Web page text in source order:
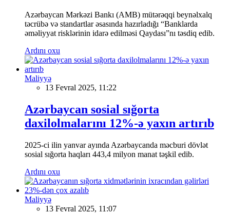
Azərbaycan Mərkəzi Bankı (AMB) mütərəqqi beynəlxalq
təcrübə və standartlar əsasında hazırladığı “Banklarda
əməliyyat risklərinin idarə edilməsi Qaydası”nı təsdiq edib.
Ardını oxu
Maliyyə
13 Fevral 2025, 11:22
Azərbaycan sosial sığorta
daxilolmalarını 12%-ə yaxın artırıb
2025-ci ilin yanvar ayında Azərbaycanda məcburi dövlət
sosial sığorta haqları 443,4 milyon manat təşkil edib.
Ardını oxu
Maliyyə
13 Fevral 2025, 11:07